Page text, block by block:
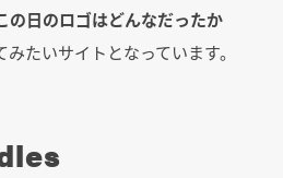
の日のロゴはどんなだったか
たいサイトとなっています。